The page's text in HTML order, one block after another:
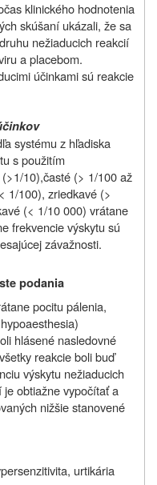
klinického hodnotenia
skúšaní ukázali, že sa
nežiaducich reakcií
a placebom.
účinkami sú reakcie
systému z hľadiska
s použitím
10),časté (> 1/100 až
1/100), zriedkavé (>
(< 1/10 000) vrátane
frekvencie výskytu sú
závažnosti.
podania
pocitu pálenia,
hlásené nasledovné
reakcie boli buď
výskytu nežiaducich
obtiažne vypočítať a
nižšie stanovené
urtikária